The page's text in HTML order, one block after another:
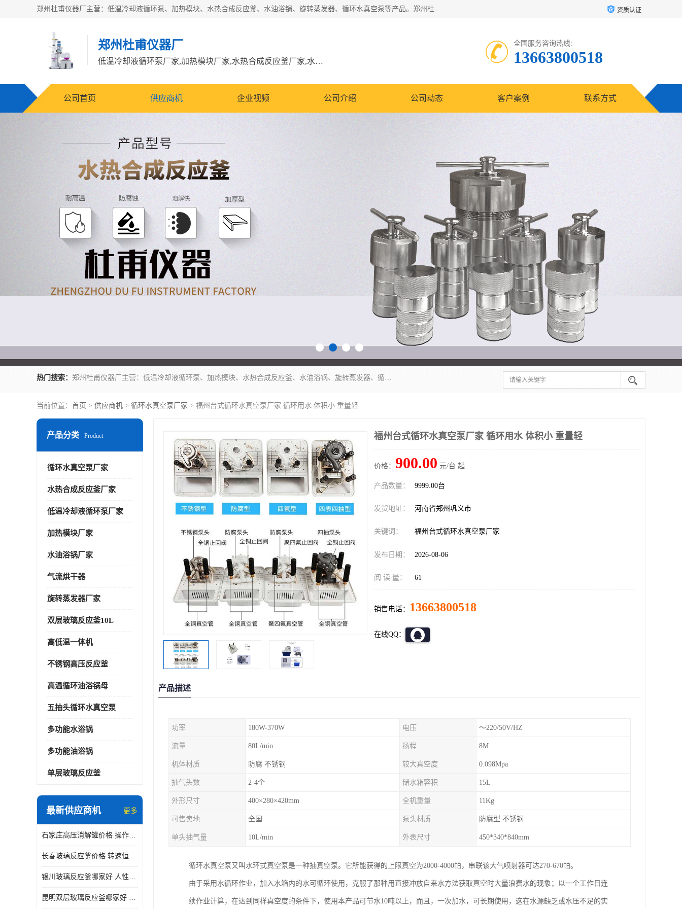
郑州杜甫仪器厂主营：低温冷却液循环泵、加热模块、水热合成反应釜、水油浴锅、旋转蒸发器、循环水真空泵等产品。郑州杜甫仪器厂在众多的教学仪器行业中依靠科技力量扬长避短、迅速发展，成为国家教委*生产教学仪器的厂家，产品具有国内良好水平，主导产品通过ISO9002质量认证。 资质认证
郑州杜甫仪器厂
低温冷却液循环泵厂家,加热模块厂家,水热合成反应釜厂家,水油浴锅厂家,旋转蒸发器厂家
全国服务咨询热线:
13663800518
公司首页 供应商机 企业视频 公司介绍 公司动态 客户案例 联系方式
热门搜索： 郑州杜甫仪器厂主营：低温冷却液循环泵、加热模块、水热合成反应釜、水油浴锅、旋转蒸发器、循环水真空泵等产品。郑州杜甫仪器厂在众多的教学仪器行业中依靠科技力量扬长避短、迅速发展，成为国家教委*生产教学仪器的厂家，产品具有国内良好水平，主导产品通过ISO9002质量认证。
当前位置： 首页 > 供应商机 > 循环水真空泵厂家 > 福州台式循环水真空泵厂家 循环用水 体积小 重量轻
产品分类 Product
循环水真空泵厂家
水热合成反应釜厂家
低温冷却液循环泵厂家
加热模块厂家
水油浴锅厂家
气流烘干器
旋转蒸发器厂家
双层玻璃反应釜10L
高低温一体机
不锈钢高压反应釜
高温循环油浴锅母
五抽头循环水真空泵
多功能水浴锅
多功能油浴锅
单层玻璃反应釜
最新供应商机 更多
石家庄高压消解罐价格 操作简单 使用安全
长春玻璃反应釜价格 转速恒定 机械性能好
银川玻璃反应釜哪家好 人性化设计 可连续工作
昆明双层玻璃反应釜哪家好 人性化设计 可连续工作 机械性能好
福州台式循环水真空泵厂家 循环用水 体积小 重量轻
价格： 900.00 元/台 起
产品数量： 9999.00台
发货地址： 河南省郑州巩义市
关键词： 福州台式循环水真空泵厂家
发布日期： 2026-08-06
阅 读 量： 61
销售电话： 13663800518
在线QQ：
产品描述
功率 180W-370W 电压 ～220/50V/HZ
流量 80L/min 扬程 8M
机体材质 防腐 不锈钢 较大真空度 0.098Mpa
抽气头数 2-4个 储水箱容积 15L
外形尺寸 400×280×420mm 全机重量 11Kg
可售卖地 全国 泵头材质 防腐型 不锈钢
单头抽气量 10L/min 外表尺寸 450*340*840mm
循环水真空泵又叫水环式真空泵是一种抽真空泵。它所能获得的上限真空为2000-4000帕，串联该大气喷射器可达270-670帕。
由于采用水循环作业，加入水箱内的水可循环使用，克服了那种用直接冲放自来水方法获取真空时大量浪费水的现象；以一个工作日连
续作业计算，在达到同样真空度的条件下，使用本产品可节水10吨以上，而且，一次加水，可长期使用，这在水源缺乏或水压不足的实